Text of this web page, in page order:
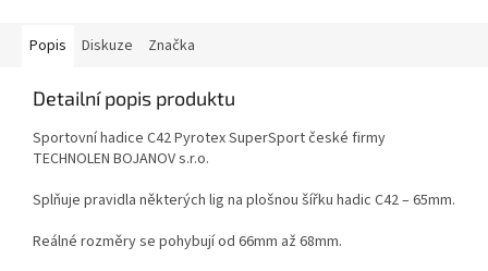
Popis Diskuze Značka
Detailní popis produktu
Sportovní hadice C42 Pyrotex SuperSport české firmy
TECHNOLEN BOJANOV s.r.o.
Splňuje pravidla některých lig na plošnou šířku hadic C42 – 65mm.
Reálné rozměry se pohybují od 66mm až 68mm.